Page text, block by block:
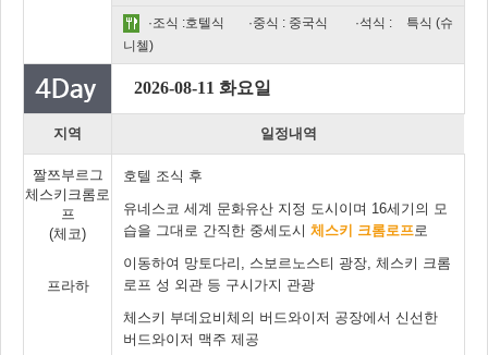
·조식 :호텔식 ·중식 : 중국식 ·석식 :
특식 (슈
니첼)
2026-08-11 화요일
지역 일정내역
짤쯔부르그
체스키크롬로
프
(체코)
프라하
호텔 조식 후
유네스코 세계 문화유산 지정 도시이며 16세기의 모
습을 그대로 간직한 중세도시 체스키 크롬로프 로
이동하여 망토다리, 스보르노스티 광장, 체스키 크롬
로프 성 외관 등 구시가지 관광
체스키 부데요비체의 버드와이저 공장에서 신선한
버드와이저 맥주 제공